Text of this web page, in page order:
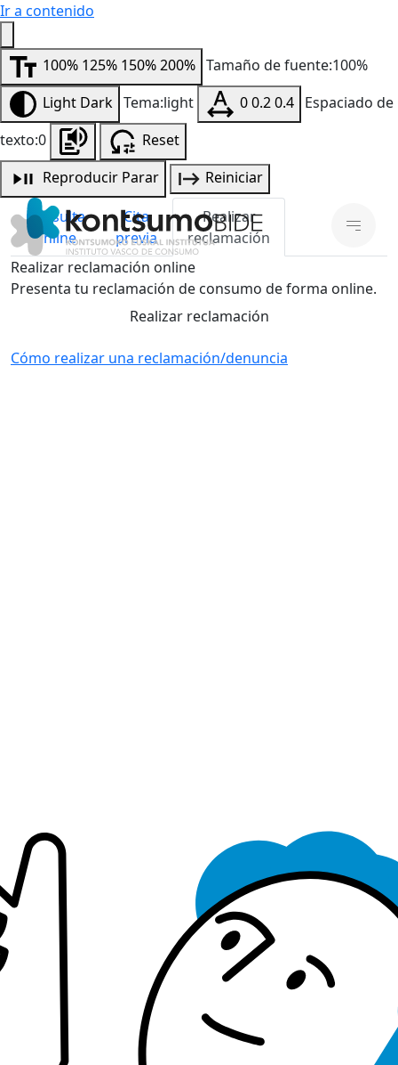
Ir a contenido
100% 125% 150%200% Tamaño de fuente:100%
Light Dark Tema:light 00.20.4 Espaciado de
texto:0
Reset
Reproducir Parar
Reiniciar
Consulta
online
Cita
previa
Realizar
reclamación
Realizar reclamación online
Presenta tu reclamación de consumo de forma online.
Realizar reclamación
Cómo realizar una reclamación/denuncia